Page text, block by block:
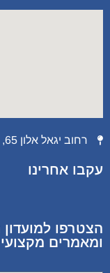
רחוב יגאל אלון 65, ת"א
עקבו אחרינו
הצטרפו
ומאמרים